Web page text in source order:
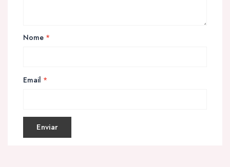
Nome *
Email *